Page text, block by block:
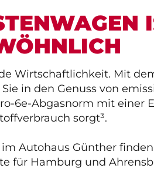
Wirtschaftlichkeit. Mit
in den Genuss von
6e-Abgasnorm mit einer
sorgt³.
Autohaus Günther
für Hamburg und